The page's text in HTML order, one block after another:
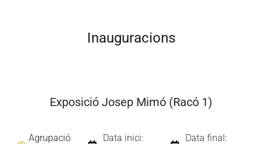
Inauguracions
Exposició Josep Mimó (Racó 1)
Agrupació
Data inici:
Data final: